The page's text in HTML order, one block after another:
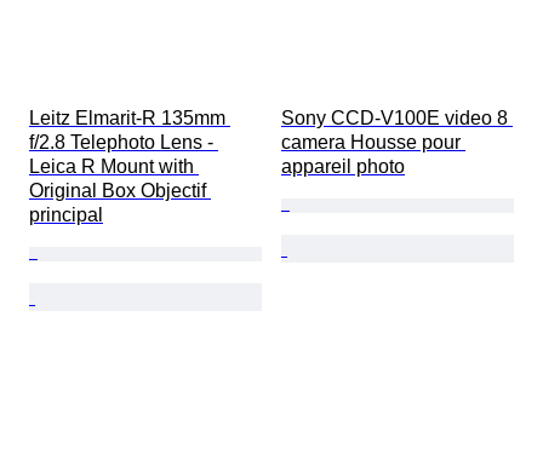
Leitz Elmarit-R 135mm
f/2.8 Telephoto Lens -
Leica R Mount with
Original Box Objectif
principal
Sony CCD-V100E video 8
camera Housse pour
appareil photo